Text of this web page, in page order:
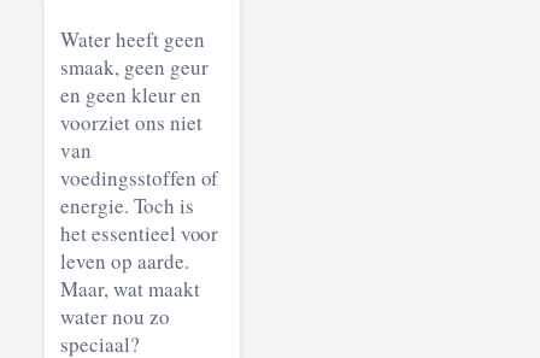
Water heeft geen
smaak, geen geur
en geen kleur en
voorziet ons niet
van
voedingsstoffen of
energie. Toch is
het essentieel voor
leven op aarde.
Maar, wat maakt
water nou zo
speciaal?